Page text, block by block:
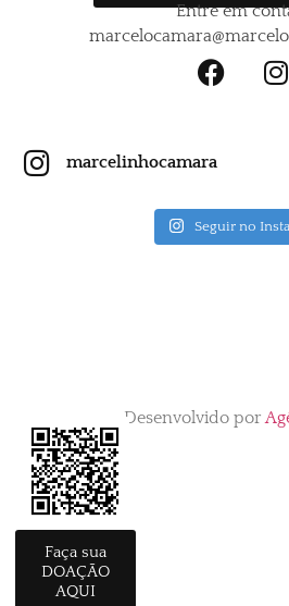
Entre em
marcelinhocamara
Seguir no
Desenvolvido por
Faça sua
DOAÇÃO
AQUI